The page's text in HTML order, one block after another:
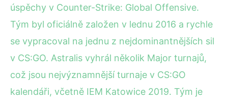
úspěchy v Counter-Strike: Global Offensive.
Tým byl oficiálně založen v lednu 2016 a rychle
se vypracoval na jednu z nejdominantnějších sil
v CS:GO. Astralis vyhrál několik Major turnajů,
což jsou nejvýznamnější turnaje v CS:GO
kalendáři, včetně IEM Katowice 2019. Tým je